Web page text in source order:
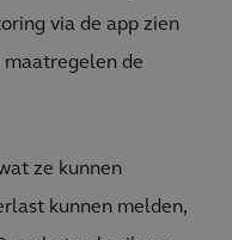
via de app zien
de
ze kunnen
kunnen melden,